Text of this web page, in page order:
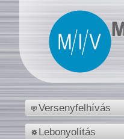
Versenyfelhívás
Lebonyolítás